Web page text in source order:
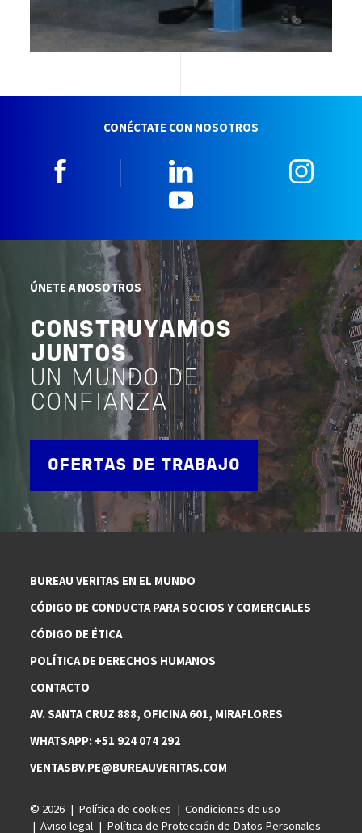
CONÉCTATE CON NOSOTROS
ÚNETE A NOSOTROS
CONSTRUYAMOS
JUNTOS
UN MUNDO DE
CONFIANZA
OFERTAS DE TRABAJO
BUREAU VERITAS EN EL MUNDO
CÓDIGO DE CONDUCTA PARA SOCIOS Y COMERCIALES
CÓDIGO DE ÉTICA
POLÍTICA DE DERECHOS HUMANOS
CONTACTO
AV. SANTA CRUZ 888, OFICINA 601, MIRAFLORES
WHATSAPP: +51 924 074 292
VENTASBV.PE@BUREAUVERITAS.COM
© 2026 Política de cookies
Condiciones de uso
Aviso legal
Política de Protección de Datos Personales